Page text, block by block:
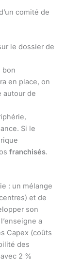
comité de
le dossier de
bon
en place, on
autour de
Si le
franchisés.
: un mélange
et de
son
a
Capex (coûts
des
2 %